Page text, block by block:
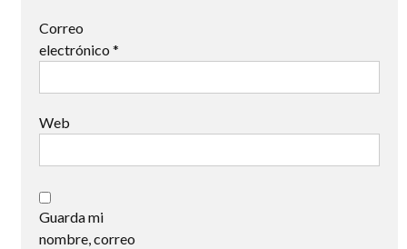
Correo
electrónico *
Web
Guarda mi
nombre, correo